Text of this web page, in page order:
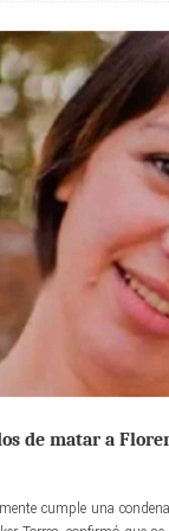
de matar a
cumple una